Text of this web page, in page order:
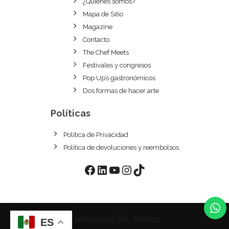
Mapa de Sitio
Magazine
Contacto
The Chef Meets
Festivales y congresos
Pop Up’s gastronómicos
Dos formas de hacer arte
Políticas
Política de Privacidad
Política de devoluciones y reembolsos
Facebook LinkedIn YouTube InstagramTikTok
ES